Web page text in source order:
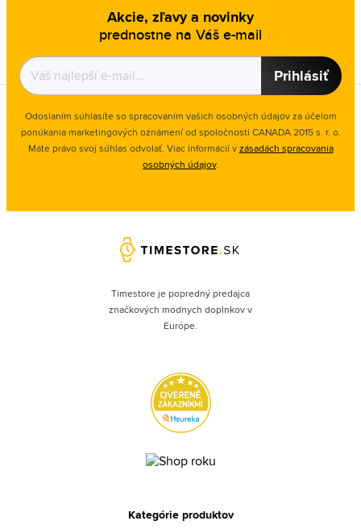
Akcie, zľavy a novinky
prednostne na Váš e-mail
Prihlásiť
Odoslaním súhlasíte so spracovaním vašich osobných údajov za účelom
ponúkania marketingových oznámení od spoločnosti CANADA 2015 s. r. o.
Máte právo svoj súhlas odvolať. Viac informácií vzásadách spracovania
osobných údajov.
Timestore je popredný predajca
značkových módnych doplnkov v
Európe.
Kategórie produktov